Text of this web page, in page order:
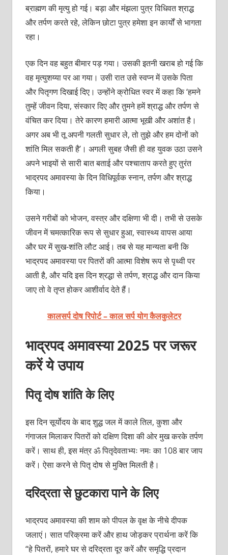
ब्राह्मण की मृत्यु हो गई। बड़ा और मंझला पुत्र विधिवत श्राद्ध
और तर्पण करते रहे, लेकिन छोटा पुत्र हमेशा इन कार्यों से भागता
रहा।
एक दिन वह बहुत बीमार पड़ गया। उसकी इतनी खराब हो गई कि
वह मृत्युशय्या पर आ गया। उसी रात उसे स्वप्न में उसके पिता
और पितृगण दिखाई दिए। उन्होंने क्रोधित स्वर में कहा कि ‘हमने
तुम्हें जीवन दिया, संस्कार दिए और तुमने हमें श्राद्ध और तर्पण से
वंचित कर दिया। तेरे कारण हमारी आत्मा भूखी और अशांत है।
अगर अब भी तू अपनी गलती सुधार ले, तो तुझे और हम दोनों को
शांति मिल सकती है’। अगली सुबह जैसी ही वह युवक उठा उसने
अपने भाइयों से सारी बात बताई और पश्चाताप करते हुए तुरंत
भाद्रपद अमावस्या के दिन विधिपूर्वक स्नान, तर्पण और श्राद्ध
किया।
उसने गरीबों को भोजन, वस्त्र और दक्षिणा भी दी। तभी से उसके
जीवन में चमत्कारिक रूप से सुधार हुआ, स्वास्थ्य वापस आया
और घर में सुख-शांति लौट आई। तब से यह मान्यता बनी कि
भाद्रपद अमावस्या पर पितरों की आत्मा विशेष रूप से पृथ्वी पर
आती है, और यदि इस दिन श्रद्धा से तर्पण, श्राद्ध और दान किया
जाए तो वे तृप्त होकर आशीर्वाद देते हैं।
कालसर्प दोष रिपोर्ट – काल सर्प योग कैलकुलेटर
भाद्रपद अमावस्या 2025 पर जरूर
करें ये उपाय
पितृ दोष शांति के लिए
इस दिन सूर्योदय के बाद शुद्ध जल में काले तिल, कुशा और
गंगाजल मिलाकर पितरों को दक्षिण दिशा की ओर मुख करके तर्पण
करें। साथ ही, इस मंत्र ॐ पितृदेवताभ्यः नमः का 108 बार जाप
करें। ऐसा करने से पितृ दोष से मुक्ति मिलती है।
दरिद्रता से छुटकारा पाने के लिए
भाद्रपद अमावस्या की शाम को पीपल के वृक्ष के नीचे दीपक
जलाएं। सात परिक्रमा करें और हाथ जोड़कर प्रार्थना करें कि
“हे पितरों, हमारे घर से दरिद्रता दूर करें और समृद्धि प्रदान